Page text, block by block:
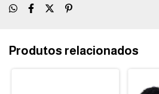
Produtos relacionados